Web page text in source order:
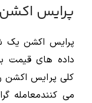
پرایس
پرایس اکشن یک
داده های قیمت
کلی پرایس اکشن
می کنندمعامله